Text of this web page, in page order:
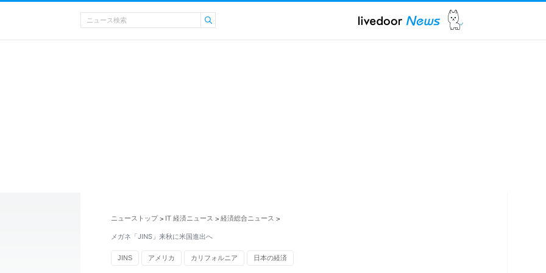
ニューストップ > IT 経済ニュース > 経済総合ニュース >
メガネ「JINS」来秋に米国進出へ
JINS アメリカ カリフォルニア 日本の経済